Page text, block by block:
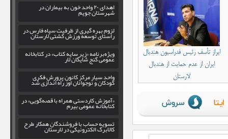
ابراز تأسف رئیس فدراسیون هندبال
ایران از عدم حمایت از هندبال
لارستان
اهدای ۲۰ واحد خون به بیماران درشهرستان جویم
لزوم بهره‌ گیری از ظرفیت سپاه فارس در
راستای توسعه ورزش کشتی لارستان
ویژه‌برنامه «زیر سایه کتاب» در کتابخانه
عمومی گنج شایگان لار
واحد سیار مرکز کانون پرورش فکری
کودکان و نوجوانان اوز راه اندازی شد
«آموزش کاردستی همراه با قصه‌گویی» در
کتابخانه عمومی بیرم
تسویه حساب با فروشندگان همکار طرح
کالابرگ الکترونیکی در لارستان